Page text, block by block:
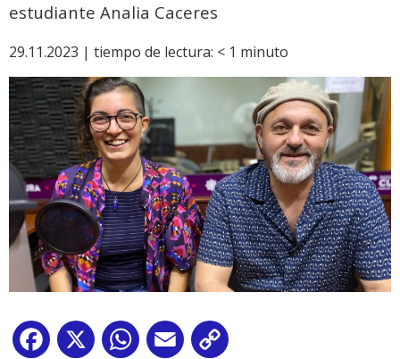
estudiante Analia Caceres
29.11.2023 | tiempo de lectura: < 1 minuto
Facebook
X WhatsApp
Email